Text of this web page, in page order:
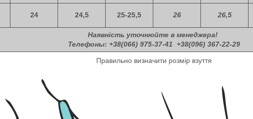
24 24,5 25-25,5 26 26,5
Наявність уточнюйте в менеджера!
Телефоны: +38(066) 975-37-41 +38(096) 367-22-29
Правильно визначити розмір взуття